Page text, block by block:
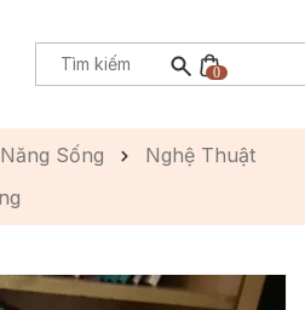
0
Sống
Nghệ Thuật